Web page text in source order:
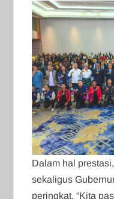
Dalam hal
sekaligus
peringkat. “Kita